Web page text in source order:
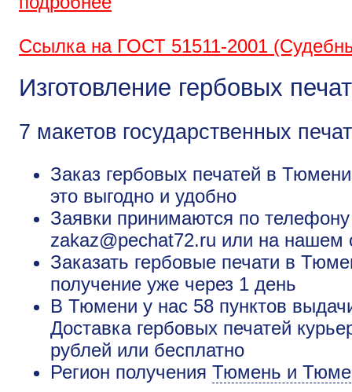
Ссылка на ГОСТ 51511-2001
Изготовление гербовых
7 макетов государственных
Заказ гербовых печатей в
это выгодно и удобно
Заявки принимаются по
zakaz@pechat72.ru или на нашем
Заказать гербовые печати в
получение уже через 1 день
В Тюмени у нас 58 пунктов
Доставка гербовых печатей
рублей или бесплатно
Регион получения Тюмень и